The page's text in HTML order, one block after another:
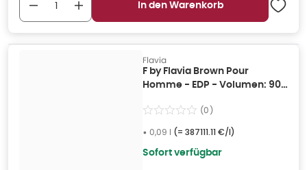
In den Warenkorb
Flavia
F by Flavia Brown Pour
Homme - EDP - Volumen: 90
(0)
• 0,09 l (= 387111.11 €/l)
Sofort verfügbar